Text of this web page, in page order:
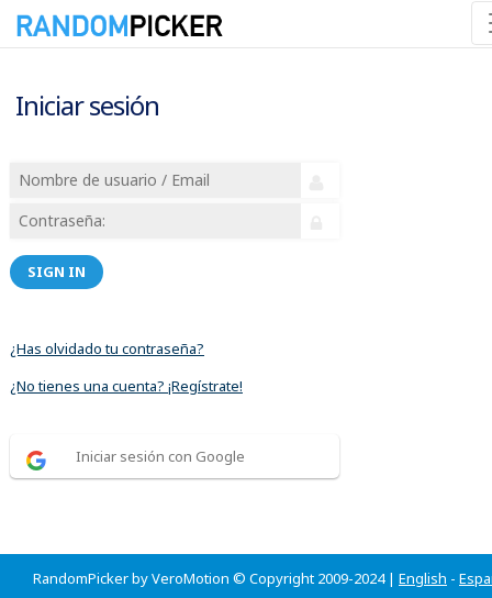
Iniciar sesión
SIGN IN
¿Has olvidado tu contraseña?
¿No tienes una cuenta? ¡Regístrate!
Iniciar sesión con Google
RandomPicker by VeroMotion © Copyright 2009-2024 | English -